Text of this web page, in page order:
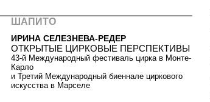
ШАПИТО
ИРИНА СЕЛЕЗНЕВА-РЕДЕР
ОТКРЫТЫЕ ЦИРКОВЫЕ ПЕРСПЕКТИВЫ
43-й Международный фестиваль цирка в Монте-
Карло
и Третий Международный биеннале циркового
искусства в Марселе